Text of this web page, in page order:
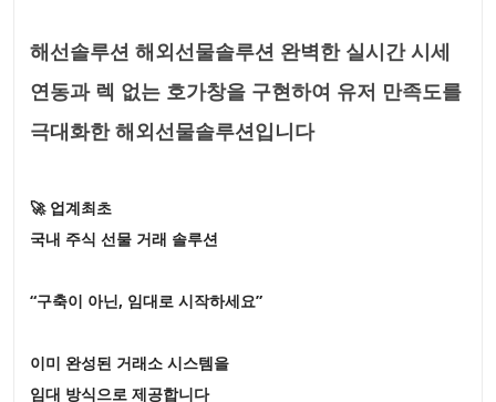
해선솔루션 해외선물솔루션 완벽한 실시간 시세
연동과 렉 없는 호가창을 구현하여 유저 만족도를
극대화한 해외선물솔루션입니다
🚀 업계최초
국내 주식 선물 거래 솔루션
“구축이 아닌, 임대로 시작하세요”
이미 완성된 거래소 시스템을
임대 방식으로 제공합니다